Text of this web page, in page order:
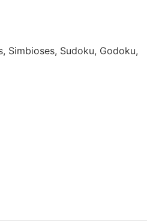
Simbioses, Sudoku, Godoku,